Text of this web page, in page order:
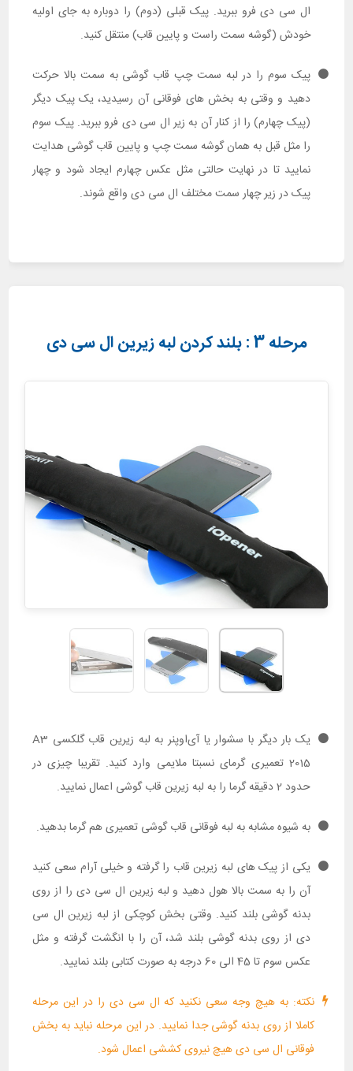
ال سی دی فرو ببرید. پیک قبلی (دوم) را دوباره به جای اولیه
خودش (گوشه سمت راست و پایین قاب) منتقل کنید.
پیک سوم را در لبه سمت چپ قاب گوشی به سمت بالا حرکت
دهید و وقتی به بخش های فوقانی آن رسیدید، یک پیک دیگر
(پیک چهارم) را از کنار آن به زیر ال سی دی فرو ببرید. پیک سوم
را مثل قبل به همان گوشه سمت چپ و پایین قاب گوشی هدایت
نمایید تا در نهایت حالتی مثل عکس چهارم ایجاد شود و چهار
پیک در زیر چهار سمت مختلف ال سی دی واقع شوند.
مرحله 3 : بلند کردن لبه زیرین ال سی دی
یک بار دیگر با سشوار یا آی‌اوپنر به لبه زیرین قاب گلکسی A3
2015 تعمیری گرمای نسبتا ملایمی وارد کنید. تقریبا چیزی در
حدود 2 دقیقه گرما را به لبه زیرین قاب گوشی اعمال نمایید.
به شیوه مشابه به لبه فوقانی قاب گوشی تعمیری هم گرما بدهید.
یکی از پیک های لبه زیرین قاب را گرفته و خیلی آرام سعی کنید
آن را به سمت بالا هول دهید و لبه زیرین ال سی دی را از روی
بدنه گوشی بلند کنید. وقتی بخش کوچکی از لبه زیرین ال سی
دی از روی بدنه گوشی بلند شد، آن را با انگشت گرفته و مثل
عکس سوم تا 45 الی 60 درجه به صورت کتابی بلند نمایید.
نکته: به هیچ وجه سعی نکنید که ال سی دی را در این مرحله
کاملا از روی بدنه گوشی جدا نمایید. در این مرحله نباید به بخش
فوقانی ال سی دی هیچ نیروی کششی اعمال شود.